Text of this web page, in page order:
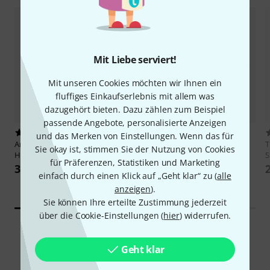
Mit Liebe serviert!
Mit unseren Cookies möchten wir Ihnen ein
fluffiges Einkaufserlebnis mit allem was
dazugehört bieten. Dazu zählen zum Beispiel
passende Angebote, personalisierte Anzeigen
und das Merken von Einstellungen. Wenn das für
Sie okay ist, stimmen Sie der Nutzung von Cookies
für Präferenzen, Statistiken und Marketing
einfach durch einen Klick auf „Geht klar“ zu (alle
anzeigen).
Sie können Ihre erteilte Zustimmung jederzeit
über die Cookie-Einstellungen (hier) widerrufen.
Geht klar
87
Art of Music
Magnet Pencil
Holder Black
3,60 €
Millenium
12 €